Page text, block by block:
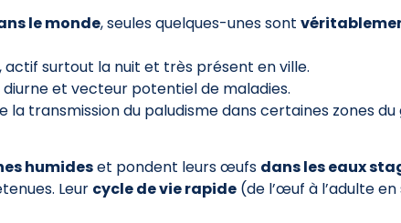
le monde, seules quelques-unes sont
, actif surtout la nuit et très présent en ville.
diurne et vecteur potentiel de maladies.
la transmission du paludisme dans certaines zones du
humideset pondent leurs œufs dans les eaux
Leur cycle de vie rapide (de l’œuf à l’adulte